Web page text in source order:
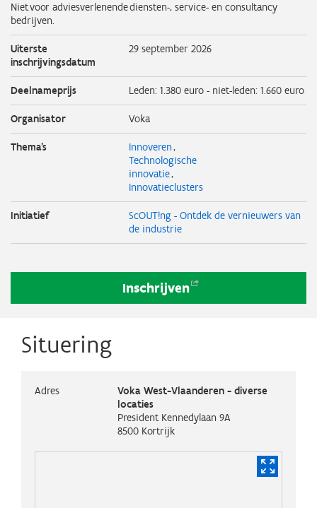
Niet voor adviesverlenende diensten-, service- en consultancy
bedrijven.
Uiterste
inschrijvingsdatum
29 september 2026
Deelnameprijs Leden: 1.380 euro - niet-leden: 1.660 euro
Organisator Voka
Thema's
Innoveren
Technologische
innovatie
Innovatieclusters
Initiatief
ScOUT!ng - Ontdek de vernieuwers van
de industrie
Inschrijven
Situering
Adres
Voka West-Vlaanderen - diverse
locaties
President Kennedylaan 9A
8500 Kortrijk